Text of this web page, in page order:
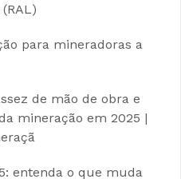
para mineradoras a
de mão de obra e
mineração em 2025 |
entenda o que muda